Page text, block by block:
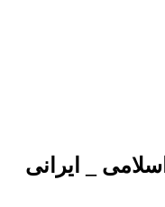
_ ایرانی